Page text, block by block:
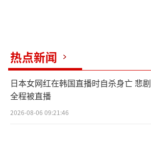
热点新闻
日本女网红在韩国直播时自杀身亡 悲剧
全程被直播
2026-08-06 09:21:46